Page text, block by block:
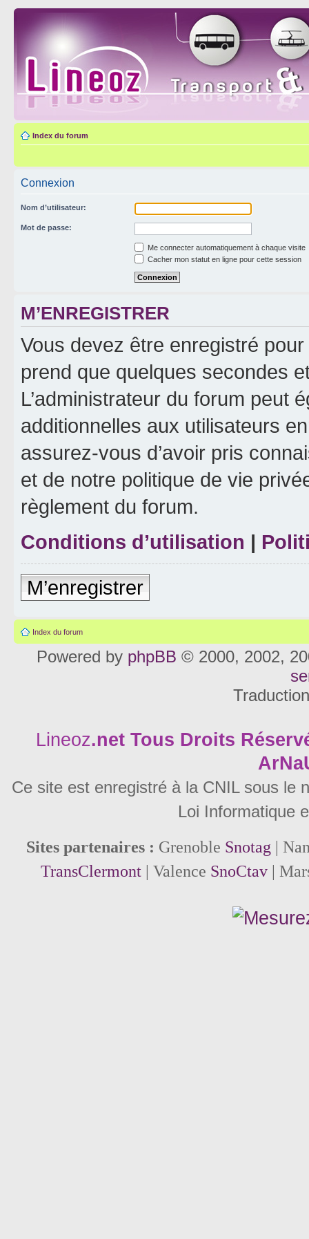
Index du forum
Connexion
Nom d’utilisateur:
Mot de passe:
Me connecter automatiquement à chaque visite
Cacher mon statut en ligne pour cette session
M’ENREGISTRER
Vous devez être enregistré
prend que quelques secondes
L’administrateur du forum peut
additionnelles aux utilisateurs
assurez-vous d’avoir pris
et de notre politique de vie
règlement du forum.
Conditions d’utilisation |
M’enregistrer
Index du forum
Powered by phpBB © 2000, 2002,
Lineoz.net Tous Droits
Ce site est enregistré à la CNIL sous le
Loi Informatique
Sites partenaires : Grenoble Snotag |
TransClermont| Valence SnoCtav|